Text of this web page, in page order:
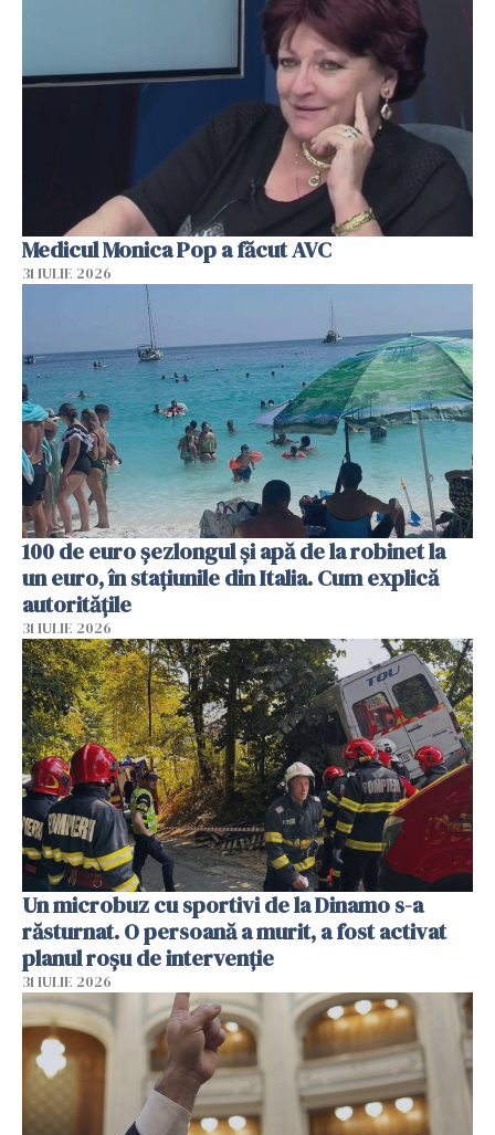
Medicul Monica Pop a făcut AVC
31 IULIE 2026
100 de euro șezlongul și apă de la robinet la
un euro, în stațiunile din Italia. Cum explică
autoritățile
31 IULIE 2026
Un microbuz cu sportivi de la Dinamo s-a
răsturnat. O persoană a murit, a fost activat
planul roșu de intervenție
31 IULIE 2026